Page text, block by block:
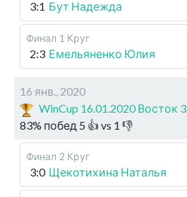
3:1 Бут Надежда
Финал 1 Круг
2:3 Емельяненко Юлия
16 янв., 2020
WinCup 16.01.2020 Восток 3
83% побед 5 👍 vs 1 👎
Финал 2 Круг
3:0 Щекотихина Наталья